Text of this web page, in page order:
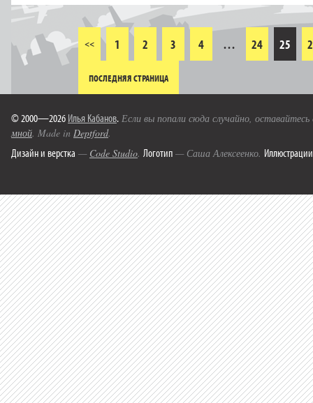
<< 1 2 3 4 … 24 25
ПОСЛЕДНЯЯ СТРАНИЦА
© 2000—2026 Илья Кабанов. Если вы попали сюда случайно,
мной. Made in Deptford.
Дизайн и верстка — Code Studio. Логотип — Саша Алексеенко. Иллюстрации